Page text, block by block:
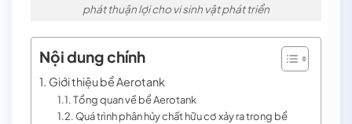
phát thuận lợi cho vi sinh vật phát triển
Nội dung chính
Giới thiệu bể Aerotank
Tổng quan về bể Aerotank
Quá trình phân hủy chất hữu cơ xảy ra trong bể